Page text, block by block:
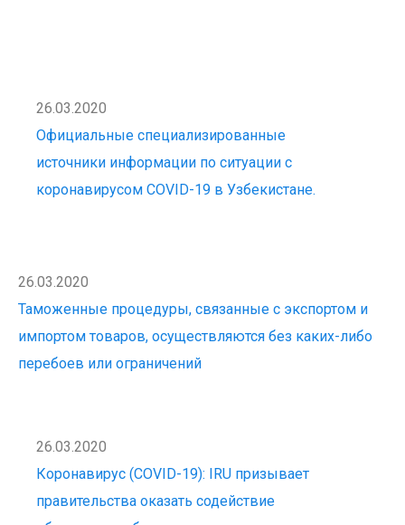
26.03.2020
Официальные специализированные
источники информации по ситуации с
коронавирусом COVID-19 в Узбекистане.
26.03.2020
Таможенные процедуры, связанные с экспортом и
импортом товаров, осуществляются без каких-либо
перебоев или ограничений
26.03.2020
Коронавирус (COVID-19): IRU призывает
правительства оказать содействие